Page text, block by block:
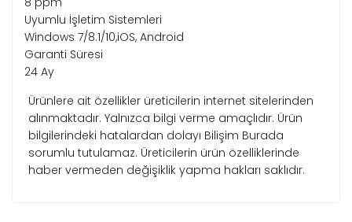
Uyumlu İşletim Sistemleri
Windows 7/8.1/10,iOS, Android
Garanti Süresi
24 Ay
Ürünlere ait özellikler üreticilerin internet sitelerinden
alınmaktadır. Yalnızca bilgi verme amaçlıdır. Ürün
bilgilerindeki hatalardan dolayı Bilişim Burada
sorumlu tutulamaz. Üreticilerin ürün özelliklerinde
haber vermeden değişiklik yapma hakları saklıdır.